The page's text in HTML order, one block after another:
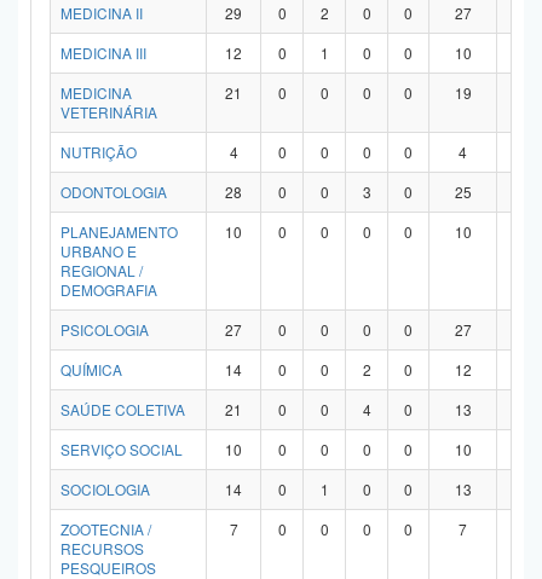
MEDICINA II
29 0 2 0 0 27
MEDICINA III
12 0 1 0 0 10
MEDICINA
VETERINÁRIA
21 0 0 0 0 19
NUTRIÇÃO 4 0 0 0 0 4
ODONTOLOGIA
28 0 0 3 0 25
PLANEJAMENTO
URBANO E
REGIONAL /
DEMOGRAFIA
10 0 0 0 0 10
PSICOLOGIA 27 0 0 0 0 27
QUÍMICA
14 0 0 2 0 12
SAÚDE COLETIVA
21 0 0 4 0 13
SERVIÇO SOCIAL
10 0 0 0 0 10
SOCIOLOGIA
14 0 1 0 0 13
ZOOTECNIA /
RECURSOS
PESQUEIROS
7 0 0 0 0 7